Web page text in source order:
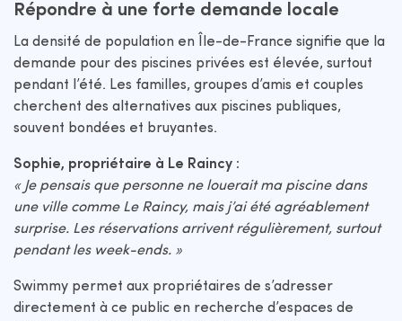
Répondre à une forte demande locale
La densité de population en Île-de-France signifie que la
demande pour des piscines privées est élevée, surtout
pendant l’été. Les familles, groupes d’amis et couples
cherchent des alternatives aux piscines publiques,
souvent bondées et bruyantes.
Sophie, propriétaire à Le Raincy :
« Je pensais que personne ne louerait ma piscine dans
une ville comme Le Raincy, mais j’ai été agréablement
surprise. Les réservations arrivent régulièrement, surtout
pendant les week-ends. »
Swimmy permet aux propriétaires de s’adresser
directement à ce public en recherche d’espaces de